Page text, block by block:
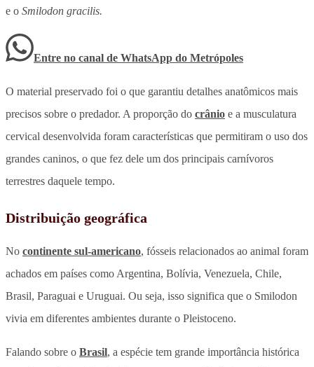
e o Smilodon gracilis.
Entre no canal de WhatsApp do Metrópoles
O material preservado foi o que garantiu detalhes anatômicos mais
precisos sobre o predador. A proporção do crânio e a musculatura
cervical desenvolvida foram características que permitiram o uso dos
grandes caninos, o que fez dele um dos principais carnívoros
terrestres daquele tempo.
Distribuição geográfica
No continente sul-americano, fósseis relacionados ao animal foram
achados em países como Argentina, Bolívia, Venezuela, Chile,
Brasil, Paraguai e Uruguai. Ou seja, isso significa que o Smilodon
vivia em diferentes ambientes durante o Pleistoceno.
Falando sobre o Brasil, a espécie tem grande importância histórica